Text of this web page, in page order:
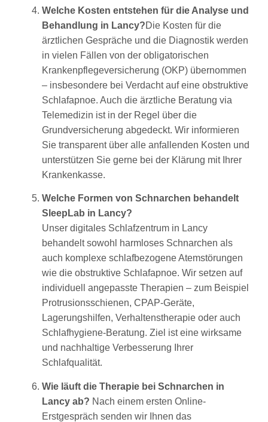
Welche Kosten entstehen für die Analyse und
Behandlung in Lancy?Die Kosten für die
ärztlichen Gespräche und die Diagnostik werden
in vielen Fällen von der obligatorischen
Krankenpflegeversicherung (OKP) übernommen
– insbesondere bei Verdacht auf eine obstruktive
Schlafapnoe. Auch die ärztliche Beratung via
Telemedizin ist in der Regel über die
Grundversicherung abgedeckt. Wir informieren
Sie transparent über alle anfallenden Kosten und
unterstützen Sie gerne bei der Klärung mit Ihrer
Krankenkasse.
Welche Formen von Schnarchen behandelt
SleepLab in Lancy?
Unser digitales Schlafzentrum in Lancy
behandelt sowohl harmloses Schnarchen als
auch komplexe schlafbezogene Atemstörungen
wie die obstruktive Schlafapnoe. Wir setzen auf
individuell angepasste Therapien – zum Beispiel
Protrusionsschienen, CPAP-Geräte,
Lagerungshilfen, Verhaltenstherapie oder auch
Schlafhygiene-Beratung. Ziel ist eine wirksame
und nachhaltige Verbesserung Ihrer
Schlafqualität.
Wie läuft die Therapie bei Schnarchen in
Lancy ab? Nach einem ersten Online-
Erstgespräch senden wir Ihnen das